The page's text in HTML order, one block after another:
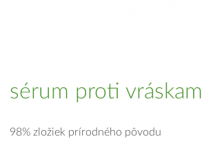
sérum proti vráskam
98% zložiek prírodného pôvodu